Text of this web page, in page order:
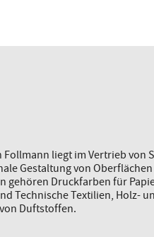
Follmann liegt im Vertrieb von
Gestaltung von
gehören Druckfarben für
Technische Textilien, Holz-
Duftstoffen.